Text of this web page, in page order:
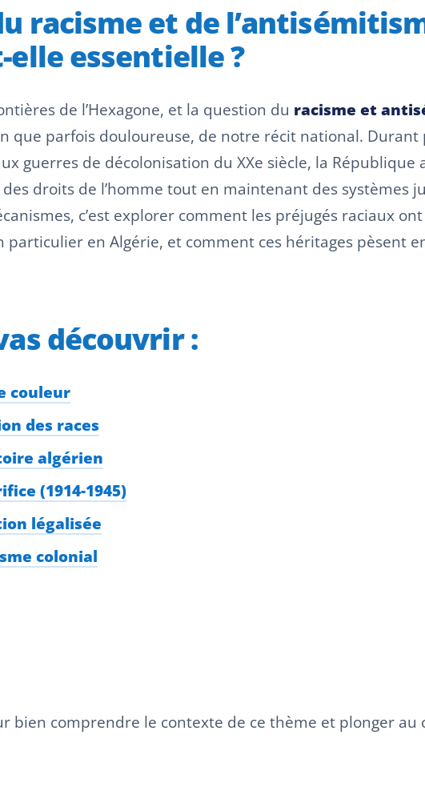
racisme et de
essentielle ?
de l’Hexagone, et la question du racisme et
que parfois douloureuse, de notre récit national.
guerres de décolonisation du XXe siècle, la République
droits de l’homme tout en maintenant des systèmes
c’est explorer comment les préjugés raciaux
en Algérie, et comment ces héritages pèsent
découvrir :
couleur
des races
algérien
(1914-1945)
légalisée
colonial
bien comprendre le contexte de ce thème et plonger